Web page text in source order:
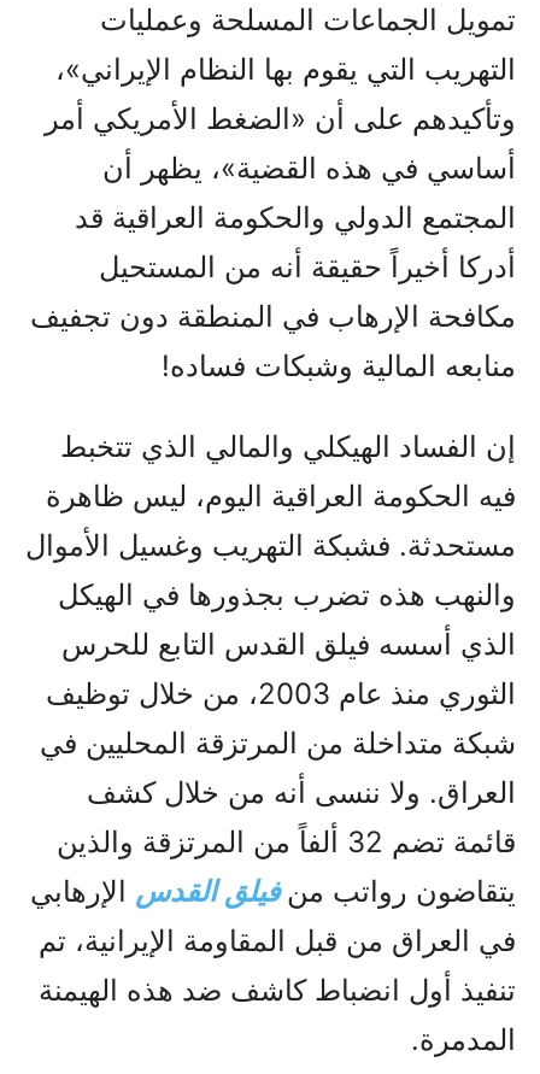
تمويل الجماعات المسلحة وعمليات
التهريب التي يقوم بها النظام الإيراني»،
وتأكيدهم على أن «الضغط الأمريكي أمر
أساسي في هذه القضية»، يظهر أن
المجتمع الدولي والحكومة العراقية قد
أدركا أخيراً حقيقة أنه من المستحيل
مكافحة الإرهاب في المنطقة دون تجفيف
منابعه المالية وشبكات فساده!
إن الفساد الهيكلي والمالي الذي تتخبط
فيه الحكومة العراقية اليوم، ليس ظاهرة
مستحدثة. فشبكة التهريب وغسيل الأموال
والنهب هذه تضرب بجذورها في الهيكل
الذي أسسه فيلق القدس التابع للحرس
الثوري منذ عام 2003، من خلال توظيف
شبكة متداخلة من المرتزقة المحليين في
العراق. ولا ننسى أنه من خلال كشف
قائمة تضم 32 ألفاً من المرتزقة والذين
يتقاضون رواتب منفيلق القدس الإرهابي
في العراق من قبل المقاومة الإيرانية، تم
تنفيذ أول انضباط كاشف ضد هذه الهيمنة
المدمرة.